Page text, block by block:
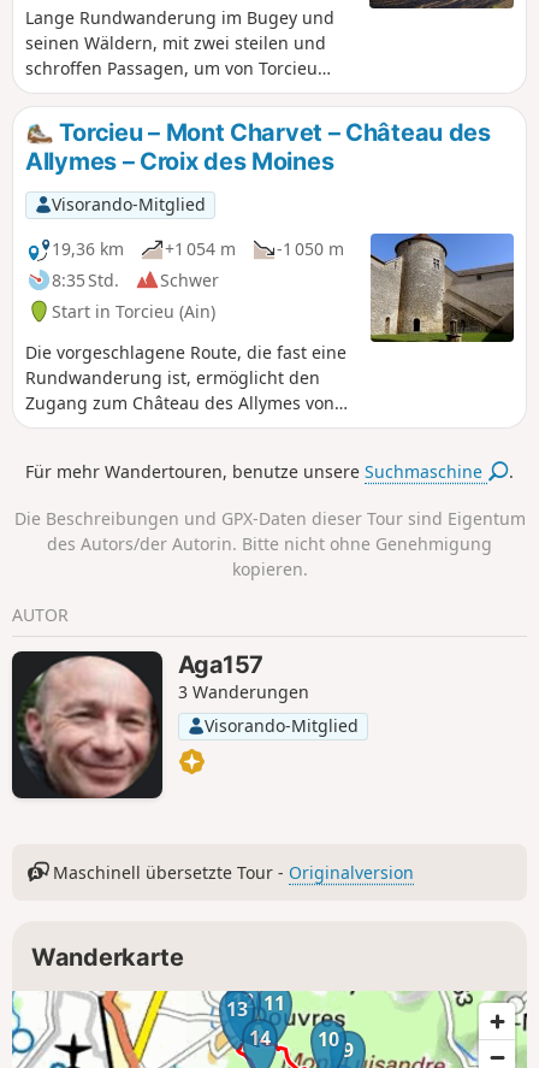
Lange Rundwanderung im Bugey und
seinen Wäldern, mit zwei steilen und
schroffen Passagen, um von Torcieu
über die Rochers des Moines
hinaufzusteigen und am Ende über den
Kamm des Rocher de la Cha-Gebiets
wieder hinabzusteigen. Der Rest der
Strecke verläuft durch den Wald und ist
ohne Schwierigkeiten, aber relativ lang
und mit einer Reihe von Aufstiegen und
Abstiegen. Die Aussicht vom Mont
Luisandre ist weitreichend, und diese
Rundwanderung ermöglicht den
Besuch von zwei der Burgen der
sogenannten „Quatre Châteaux“-Route.
Torcieu – Mont Charvet – Château des
Allymes – Croix des Moines
Visorando-Mitglied
19,36 km
+1 054 m
-1 050 m
8:35 Std.
Schwer
Start in Torcieu (Ain)
Die vorgeschlagene Route, die fast eine
Rundwanderung ist, ermöglicht den
Zugang zum Château des Allymes von
Torcieu aus. Es handelt sich um eine
Gesichtern: - steile Abschnitte oberhalb
der Hände erfordern), Langstreckenweg
mit einer Abfolge von Aufstiegen und
Abstiegen ohne übermäßige
Steigungen. Der größte Teil der Strecke
eingeschränkter Sicht). Wanderstöcke
sind vor allem bei feuchtem Boden
empfehlenswert.
Für mehr Wandertouren, benutze unsereSuchmaschine .
Die Beschreibungen und GPX-Daten dieser Tour sind Eigentum
des Autors/der Autorin. Bitte nicht ohne Genehmigung
kopieren.
AUTOR
Aga157
3 Wanderungen
Visorando-Mitglied
Maschinell übersetzte Tour - Originalversion
Wanderkarte
9
10
11
12
13
14